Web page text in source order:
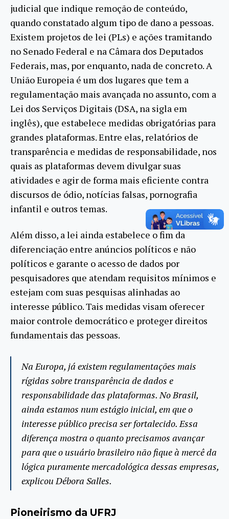
judicial que indique remoção de conteúdo,
quando constatado algum tipo de dano a pessoas.
Existem projetos de lei (PLs) e ações tramitando
no Senado Federal e na Câmara dos Deputados
Federais, mas, por enquanto, nada de concreto. A
União Europeia é um dos lugares que tem a
regulamentação mais avançada no assunto, com a
Lei dos Serviços Digitais (DSA, na sigla em
inglês), que estabelece medidas obrigatórias para
grandes plataformas. Entre elas, relatórios de
transparência e medidas de responsabilidade, nos
quais as plataformas devem divulgar suas
atividades e agir de forma mais eficiente contra
discursos de ódio, notícias falsas, pornografia
infantil e outros temas.
Além disso, a lei ainda estabelece o fim da
diferenciação entre anúncios políticos e não
políticos e garante o acesso de dados por
pesquisadores que atendam requisitos mínimos e
estejam com suas pesquisas alinhadas ao
interesse público. Tais medidas visam oferecer
maior controle democrático e proteger direitos
fundamentais das pessoas.
Na Europa, já existem regulamentações mais
rígidas sobre transparência de dados e
responsabilidade das plataformas. No Brasil,
ainda estamos num estágio inicial, em que o
interesse público precisa ser fortalecido. Essa
diferença mostra o quanto precisamos avançar
para que o usuário brasileiro não fique à mercê da
lógica puramente mercadológica dessas empresas,
explicou Débora Salles.
Pioneirismo da UFRJ